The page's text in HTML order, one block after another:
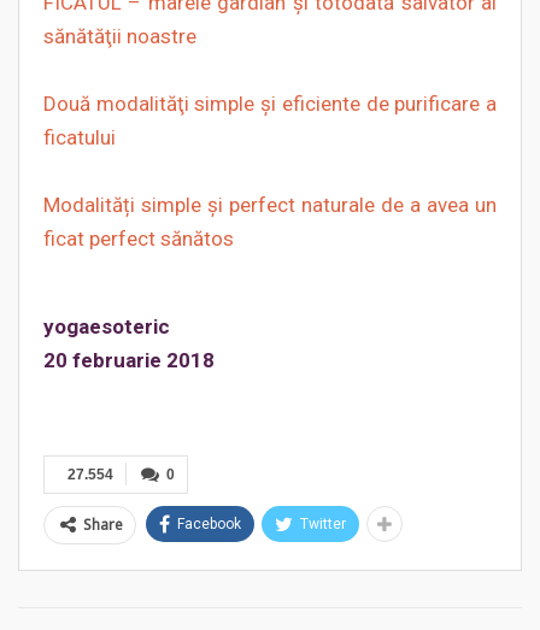
sănătăţii noastre
Două modalităţi simple și eficiente de purificare a
ficatului
Modalități simple și perfect naturale de a avea un
ficat perfect sănătos
yogaesoteric
20 februarie 2018
0
27.554
Share Facebook Twitter